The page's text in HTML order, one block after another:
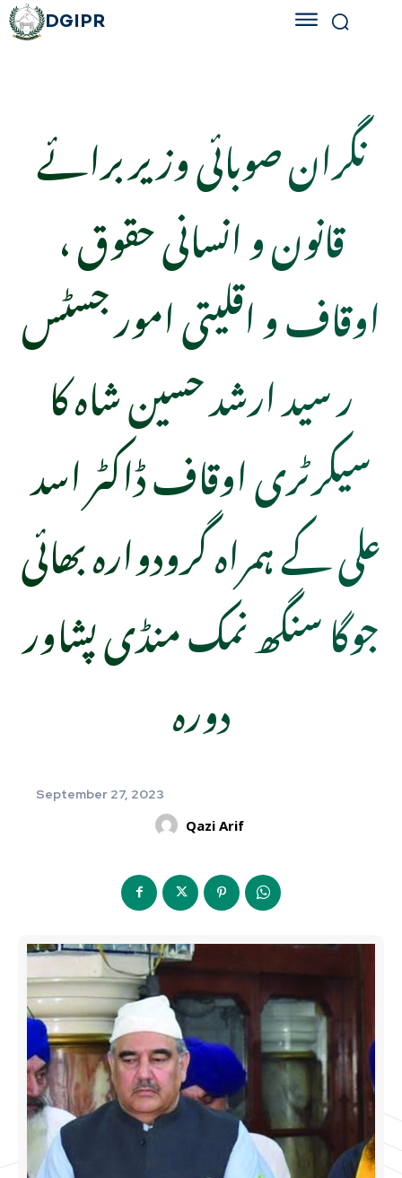
DGIPR
نگران صوبائی وزیر برائے
قانون و انسانی حقوق ،
اوقاف و اقلیتی امور جسٹس
ر سید ارشد حسین شاہ کا
سیکرٹری اوقاف ڈاکٹر اسد
علی کے ہمراہ گرودوارہ بھائی
جوگا سنگھ نمک منڈی پشاور
دورہ
September 27, 2023
Qazi Arif